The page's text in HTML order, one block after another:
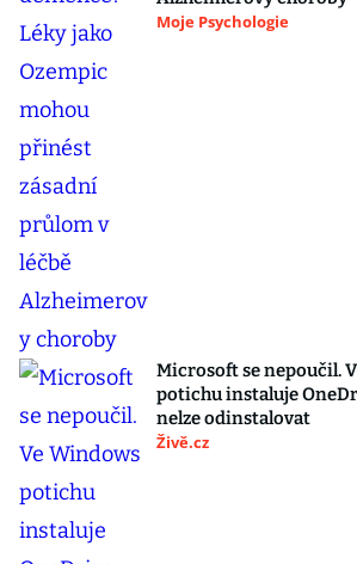
Moje Psychologie
Microsoft se nepoučil.
potichu instaluje
nelze odinstalovat
Živě.cz